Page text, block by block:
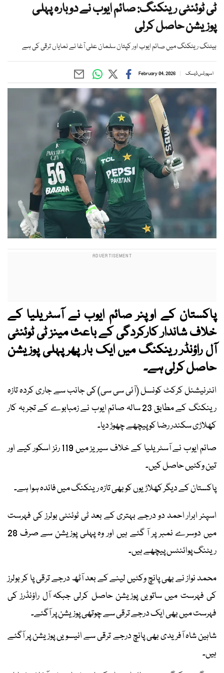
ٹی ٹوئنٹی رینکنگ: صائم ایوب نے دوبارہ پہلی
پوزیشن حاصل کرلی
بیٹنگ رینکنگ میں صائم ایوب اور کپتان سلمان علی آغا نے نمایاں ترقی کی ہے
اسپورٹس ڈیسک February 04, 2026
پاکستان کے اوپنر صائم ایوب نے آسٹریلیا کے
خلاف شاندار کارکردگی کے باعث مینز ٹی ٹوئنٹی
آل راؤنڈر رینکنگ میں ایک بار پھر پہلی پوزیشن
حاصل کرلی ہے۔
انٹرنیشنل کرکٹ کونسل (آئی سی سی) کی جانب سے جاری کردہ تازہ
رینکنگ کے مطابق 23 سالہ صائم ایوب نے زمبابوے کے تجربہ کار
کھلاڑی سکندر رضا کو پیچھے چھوڑ دیا۔
صائم ایوب نے آسٹریلیا کے خلاف سیریز میں 119 رنز اسکور کیے اور
تین وکٹیں حاصل کیں۔
پاکستان کے دیگر کھلاڑیوں کو بھی تازہ رینکنگ میں فائدہ ہوا ہے۔
اسپنر ابرار احمد دو درجے بہتری کے بعد ٹی ٹوئنٹی بولرز کی فہرست
میں دوسرے نمبر پر آ گئے ہیں اور وہ پہلی پوزیشن سے صرف 28
ریٹنگ پوائنٹس پیچھے ہیں۔
محمد نواز نے بھی پانچ وکٹیں لینے کے بعد آٹھ درجے ترقی پا کر بولرز
کی فہرست میں ساتویں پوزیشن حاصل کرلی جبکہ آل راؤنڈرز کی
فہرست میں بھی ایک درجے ترقی سے چوتھی پوزیشن پر آگئے۔
شاہین شاہ آفریدی بھی پانچ درجے ترقی سے انیسویں پوزیشن پر آگئے
ہیں۔